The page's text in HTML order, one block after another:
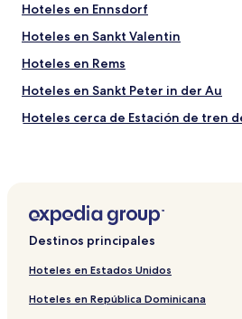
Hoteles en Ennsdorf
Hoteles en Sankt Valentin
Hoteles en Rems
Hoteles en Sankt Peter in der Au
Hoteles cerca de Estación de tren
Destinos principales
Hoteles en Estados Unidos
Hoteles en República Dominicana